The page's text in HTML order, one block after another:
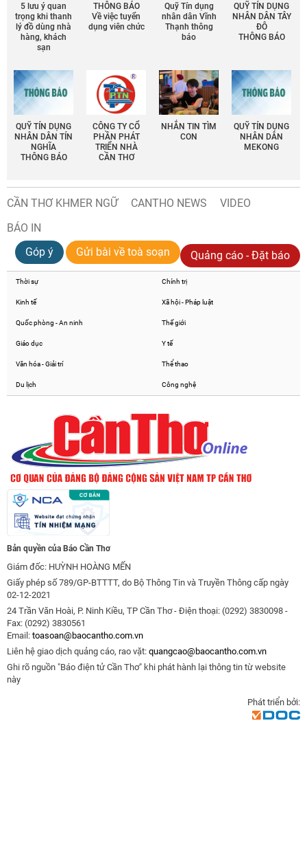
5 lưu ý quan
trọng khi thanh
lý đồ dùng nhà
hàng, khách
sạn
THÔNG BÁO
Về việc tuyển
dụng viên chức
Quỹ Tín dụng
nhân dân Vĩnh
Thạnh thông
báo
QUỸ TÍN DỤNG
NHÂN DÂN TÂY
ĐÔ
THÔNG BÁO
QUỸ TÍN DỤNG
NHÂN DÂN TÍN
NGHĨA
THÔNG BÁO
CÔNG TY CỔ
PHẦN PHÁT
TRIỂN NHÀ
CẦN THƠ
NHẮN TIN TÌM
CON
QUỸ TÍN DỤNG
NHÂN DÂN
MEKONG
CẦN THƠ KHMER NGỮ CANTHO NEWS
VIDEO
BÁO IN
Góp ý
Gửi bài về toà soạn Quảng cáo - Đặt báo
Thời sự Chính trị
Kinh tế Xã hội - Pháp luật
Quốc phòng - An ninh Thế giới
Giáo dục Y tế
Văn hóa - Giải trí Thể thao
Du lịch Công nghệ
Bản quyền của Báo Cần Thơ
Giám đốc: HUỲNH HOÀNG MẾN
Giấy phép số 789/GP-BTTTT, do Bộ Thông Tin và Truyền Thông cấp ngày
02-12-2021
24 Trần Văn Hoài, P. Ninh Kiều, TP Cần Thơ - Điện thoại: (0292) 3830098 -
Fax: (0292) 3830561
Email: toasoan@baocantho.com.vn
Liên hệ giao dịch quảng cáo, rao vặt: quangcao@baocantho.com.vn
Ghi rõ nguồn "Báo điện tử Cần Thơ" khi phát hành lại thông tin từ website
này
Phát triển bởi: